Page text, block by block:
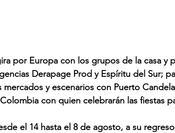
por Europa con los grupos de la casa y
Derapage Prod y Espíritu del Sur;
mercados y escenarios con Puerto
con quien celebrarán las fiestas
el 14 hasta el 8 de agosto, a su